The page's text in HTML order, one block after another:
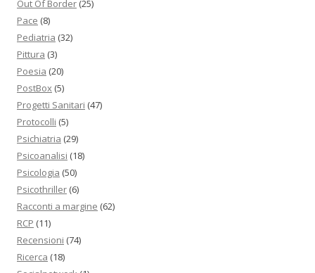
Out Of Border (25)
Pace (8)
Pediatria (32)
Pittura (3)
Poesia (20)
PostBox (5)
Progetti Sanitari (47)
Protocolli (5)
Psichiatria (29)
Psicoanalisi (18)
Psicologia (50)
Psicothriller (6)
Racconti a margine (62)
RCP (11)
Recensioni (74)
Ricerca (18)